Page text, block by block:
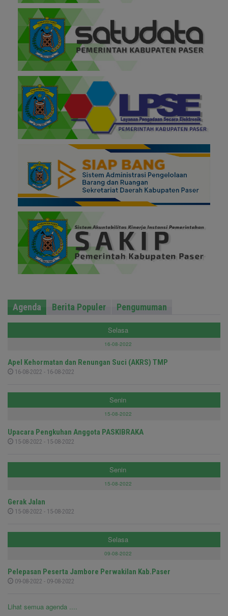
Agenda Berita Populer Pengumuman
Selasa
16-08-2022
Apel Kehormatan dan Renungan Suci (AKRS) TMP
16-08-2022 - 16-08-2022
Senin
15-08-2022
Upacara Pengkuhan Anggota PASKIBRAKA
15-08-2022 - 15-08-2022
Senin
15-08-2022
Gerak Jalan
15-08-2022 - 15-08-2022
Selasa
09-08-2022
Pelepasan Peserta Jambore Perwakilan Kab.Paser
09-08-2022 - 09-08-2022
Lihat semua agenda ....